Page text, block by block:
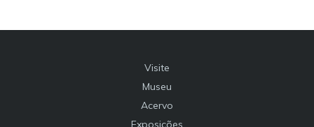
Visite
Museu
Acervo
Exposições